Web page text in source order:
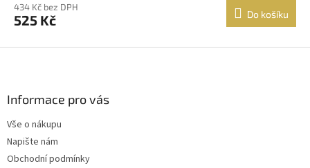
434 Kč bez DPH
525 Kč Do košíku
Informace pro vás
Vše o nákupu
Napište nám
Obchodní podmínky